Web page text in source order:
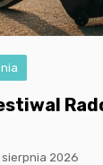
2026